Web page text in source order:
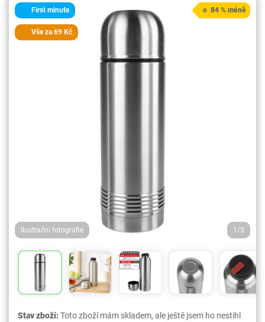
First minute
Vše za 69 Kč
Ilustrační fotografie 1/5
o 84 % méně
Stav zboží:Toto zboží mám skladem, ale ještě jsem ho nestihl